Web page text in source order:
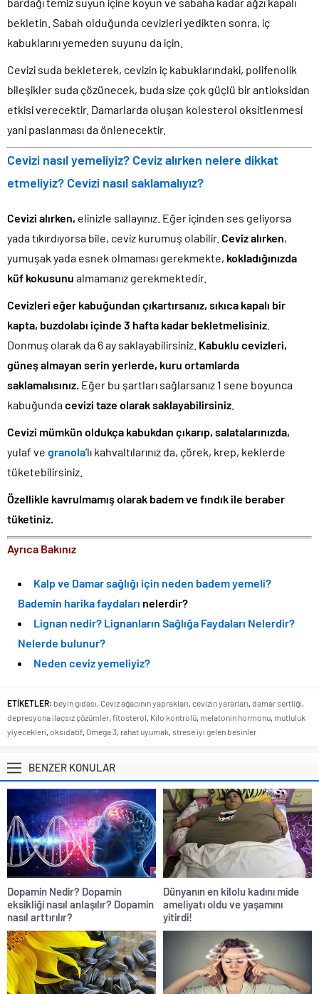
bekletin. Sabah olduğunda cevizleri yedikten sonra, iç
kabuklarını yemeden suyunu da için.
Cevizi suda bekleterek, cevizin iç kabuklarındaki, polifenolik
bileşikler suda çözünecek, buda size çok güçlü bir antioksidan
etkisi verecektir. Damarlarda oluşan kolesterol oksitlenmesi
yani paslanması da önlenecektir.
Cevizi nasıl yemeliyiz? Ceviz alırken nelere dikkat
etmeliyiz? Cevizi nasıl saklamalıyız?
Cevizi alırken, elinizle sallayınız. Eğer içinden ses geliyorsa
yada tıkırdıyorsa bile, ceviz kurumuş olabilir. Ceviz alırken,
yumuşak yada esnek olmaması gerekmekte, kokladığınızda
küf kokusunu almamanız gerekmektedir.
Cevizleri eğer kabuğundan çıkartırsanız, sıkıca kapalı bir
kapta, buzdolabı içinde 3 hafta kadar bekletmelisiniz
Donmuş olarak da 6 ay saklayabilirsiniz. Kabuklu cevizleri,
güneş almayan serin yerlerde, kuru ortamlarda
saklamalısınız. Eğer bu şartları sağlarsanız 1 sene boyunca
kabuğundacevizi taze olarak saklayabilirsiniz
Cevizi mümkün oldukça kabukdan çıkarıp, salatalarınızda,
yulaf ve granola‘lı kahvaltılarınız da, çörek, krep, keklerde
tüketebilirsiniz.
Özellikle kavrulmamış olarak badem ve fındık ile beraber
tüketiniz.
Ayrıca Bakınız
Kalp ve Damar sağlığı için neden badem yemeli?
Bademin harika faydaları nelerdir?
Lignan nedir? Lignanların Sağlığa Faydaları Nelerdir?
Nelerde bulunur?
Neden ceviz yemeliyiz?
ETİKETLER: beyin gıdası, Ceviz ağacının yaprakları, cevizin yararları, damar sertliği,
depresyona ilaçsız çözümler, fitosterol, Kilo kontrolü, melatonin hormonu, mutluluk
yiyecekleri, oksidatif, Omega 3, rahat uyumak, strese iyi gelen besinler
BENZER KONULAR
Dopamin Nedir? Dopamin
eksikliği nasıl anlaşılır? Dopamin
nasıl arttırılır?
Dünyanın en kilolu kadını mide
ameliyatı oldu ve yaşamını
yitirdi!